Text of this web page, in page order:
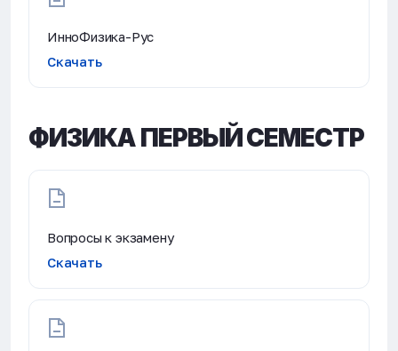
ИнноФизика-Рус
Скачать
ФИЗИКА ПЕРВЫЙ СЕМЕСТР
Вопросы к экзамену
Скачать